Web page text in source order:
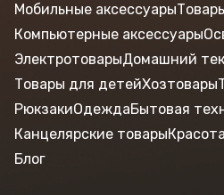
Мобильные аксессуары
Компьютерные аксессуары
ЭлектротоварыДомашний
Товары для детейХозтовары
РюкзакиОдеждаБытовая
Канцелярские товары
Блог